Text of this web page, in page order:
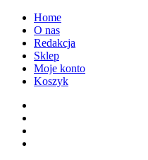
Przejdź
treści
Home
O nas
Redakcja
Sklep
Moje konto
Koszyk